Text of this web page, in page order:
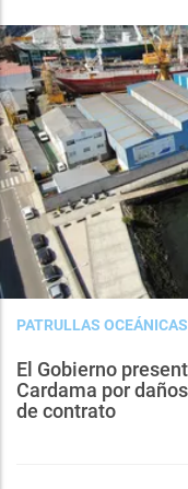
PATRULLAS OCEÁNICAS
El Gobierno
Cardama por
de contrato